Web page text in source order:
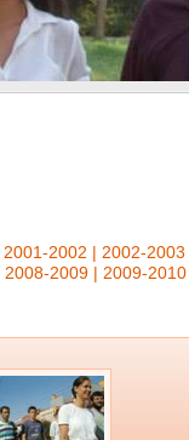
2001-2002 | 2002-2003
2008-2009| 2009-2010